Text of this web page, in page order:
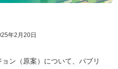
年2月20日
ン（原案）について、パブリ